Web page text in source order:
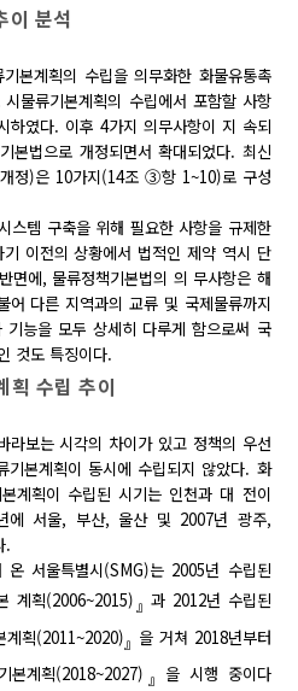
이 분석
본계획의 수립을 의무화한 화물유통촉
물류기본계획의 수립에서 포함할 사항
였다. 이후 4가지 의무사항이 지 속되
본법으로 개정되면서 확대되었다. 최신
정)은 10가지(14조 ③항 1~10)로 구성
스템 구축을 위해 필요한 사항을 규제한
이전의 상황에서 법적인 제약 역시 단
면에, 물류정책기본법의 의 무사항은 해
어 다른 지역과의 교류 및 국제물류까지
능을 모두 상세히 다루게 함으로써 국
것도 특징이다.
획 수립 추이
라보는 시각의 차이가 있고 정책의 우선
본계획이 동시에 수립되지 않았다. 화
계획이 수립된 시기는 인천과 대 전이
에 서울, 부산, 울산 및 2007년 광주,
.
온 서울특별시(SMG)는 2005년 수립된
계획(2006~2015)』과 2012년 수립된
계획(2011~2020)』 을 거쳐 2018년부터
본계획(2018~2027) 』 을 시행 중이다